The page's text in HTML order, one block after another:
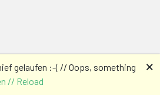
gelaufen :-( // Oops, something
// Reload
🗙